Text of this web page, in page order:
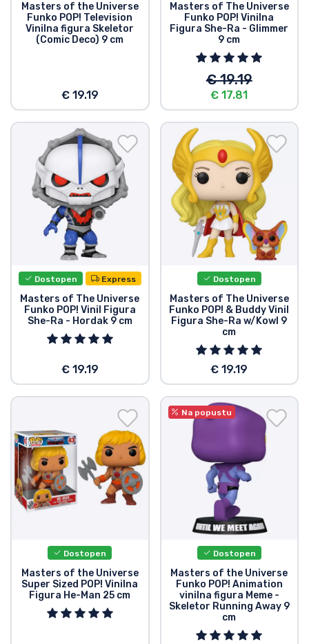
Masters of the Universe
Funko POP! Television
Vinilna figura Skeletor
(Comic Deco) 9 cm
€ 19.19
Masters of The Universe
Funko POP! Vinilna
Figura She-Ra - Glimmer
9 cm
€ 19.19
€ 17.81
Dostopen Express
Masters of The Universe
Funko POP! Vinil Figura
She-Ra - Hordak 9 cm
€ 19.19
Dostopen
Masters of The Universe
Funko POP! & Buddy Vinil
Figura She-Ra w/Kowl 9
cm
€ 19.19
Dostopen
Masters of the Universe
Super Sized POP! Vinilna
Figura He-Man 25 cm
Na popustu
Dostopen
Masters of the Universe
Funko POP! Animation
vinilna figura Meme -
Skeletor Running Away 9
cm